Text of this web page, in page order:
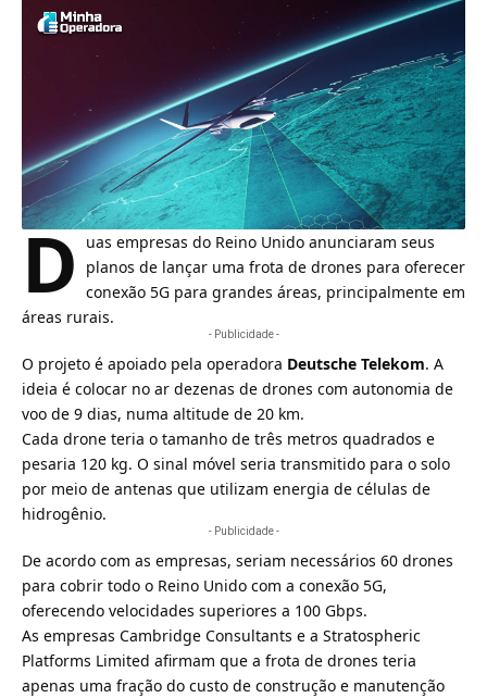
D uas empresas do Reino Unido anunciaram seus
planos de lançar uma frota de drones para oferecer
conexão 5G para grandes áreas, principalmente em
áreas rurais.
- Publicidade -
O projeto é apoiado pela operadora Deutsche Telekom. A
ideia é colocar no ar dezenas de drones com autonomia de
voo de 9 dias, numa altitude de 20 km.
Cada drone teria o tamanho de três metros quadrados e
pesaria 120 kg. O sinal móvel seria transmitido para o solo
por meio de antenas que utilizam energia de células de
hidrogênio.
- Publicidade -
De acordo com as empresas, seriam necessários 60 drones
para cobrir todo o Reino Unido com a conexão 5G,
oferecendo velocidades superiores a 100 Gbps.
As empresas Cambridge Consultants e a Stratospheric
Platforms Limited afirmam que a frota de drones teria
apenas uma fração do custo de construção e manutenção